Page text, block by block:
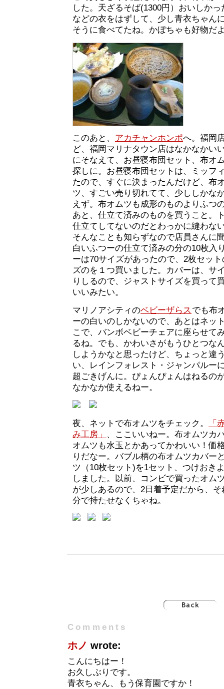
した。天ざるそば(1300円）おいしか
などの衣をはずして、少し青衣ちゃん
そうに食べてたね。かぼちゃも好物だ
このあと、 アカチャンホンポへ。福岡
ど、福岡マリナタウン店はなかなかい
にそなえて、お昼寝布団セット、布オ
探しに。お昼寝布団セットは、ミッフ
たので、すぐに決まったんだけど、布
ツ、すごい売り切れてて、少ししかな
えず。布オムツも成形のものよりふつ
あと、仕立て済みのものを買うこと。
仕立てしてないのだとわっかに縫わな
そんなことも知らずなので店員さんに
白いふつーの仕立て済みの分の10枚入
ーは70サイズがあったので、2枚セッ
ズのを１つ買いました。カバーは、サ
りしるので、ジャストサイズを買って
いいみたい。
マリノアシティのベビーザらス でも布
ーの白いのしかないので、あとはネッ
こで、バンボベビーチェアに座らせて
るね。でも、かわいさがもうひとつな
しようかなと思ったけど、ちょっと違
い、レインフォレスト・ジャンパルー
超ごきげんに。ぴょんぴょんはねるの
なかなか使えるねー。
夜、ネットで布オムツをチェック。
「
み工房」
、ここいいねー。布オムツカ
オムツも水玉とかあってかわいい！価
りだなー。バブル柄の布オムツカバー
ツ（10枚セット)を1セット、つけおき
しました。以前、コンビで買ったオム
が少しあるので、2日着予定だから、
分で持たせなくちゃね。
Comments
ホノ wrote:
こんにちはー！
お久しぶりです。
青衣ちゃん、もう保育園ですか！